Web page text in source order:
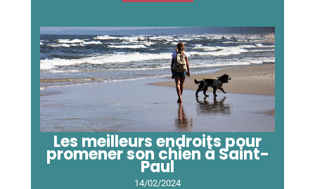
Les meilleurs endroits pour
promener son chien à Saint-
Paul
14/02/2024